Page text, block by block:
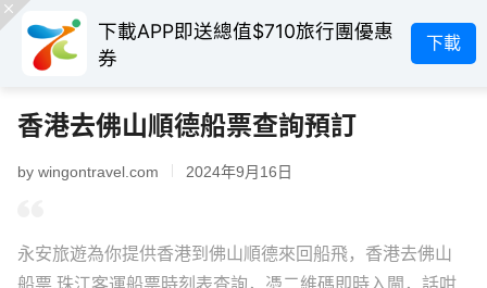
下載APP即送總值$710旅行團優惠
券
下載
香港去佛山順德船票查詢預訂
by wingontravel.com 2024年9月16日
永安旅遊為你提供香港到佛山順德來回船飛，香港去佛山
船票,珠江客運船票時刻表查詢，憑二維碼即時入閘，話咁